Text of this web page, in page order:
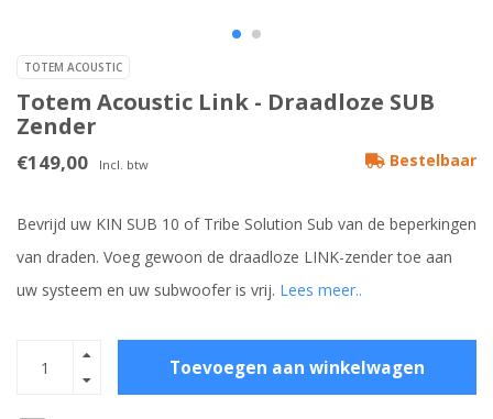
TOTEM ACOUSTIC
Totem Acoustic Link - Draadloze SUB
Zender
€149,00 Incl. btw Bestelbaar
Bevrijd uw KIN SUB 10 of Tribe Solution Sub van de beperkingen
van draden. Voeg gewoon de draadloze LINK-zender toe aan
uw systeem en uw subwoofer is vrij. Lees meer..
Toevoegen aan winkelwagen